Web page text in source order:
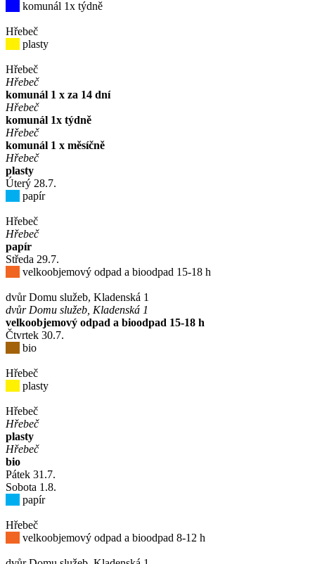
komunál 1x týdně
Hřebeč
plasty
Hřebeč
Hřebeč
komunál 1 x za 14 dní
Hřebeč
komunál 1x týdně
Hřebeč
komunál 1 x měsíčně
Hřebeč
plasty
Úterý 28.7.
papír
Hřebeč
Hřebeč
papír
Středa 29.7.
velkoobjemový odpad a bioodpad 15-18 h
dvůr Domu služeb, Kladenská 1
dvůr Domu služeb, Kladenská 1
velkoobjemový odpad a bioodpad 15-18 h
Čtvrtek 30.7.
bio
Hřebeč
plasty
Hřebeč
Hřebeč
plasty
Hřebeč
bio
Pátek 31 .7.
Sobota 1 .8.
papír
Hřebeč
velkoobjemový odpad a bioodpad 8-12 h